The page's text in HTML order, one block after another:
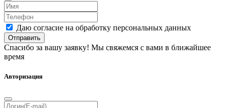
Даю согласие на обработку персональных данных
Отправить
Спасибо за вашу заявку! Мы свяжемся с вами в ближайшее
время
Авторизация